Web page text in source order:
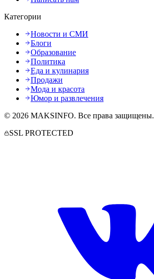
Категории
Новости и СМИ
Блоги
Образование
Политика
Еда и кулинария
Продажи
Мода и красота
Юмор и развлечения
© 2026 MAKSINFO. Все права защищены.
SSL PROTECTED